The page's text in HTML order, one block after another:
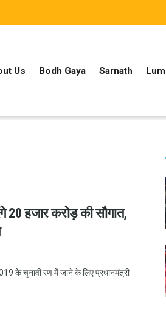
Us Bodh Gaya Sarnath
20 हजार करोड़ की सौगात,
चुनावी रण में जाने के लिए प्रधानमंत्री